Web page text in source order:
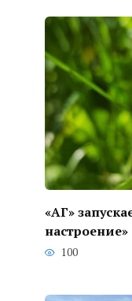
«АГ»
настроение»
100